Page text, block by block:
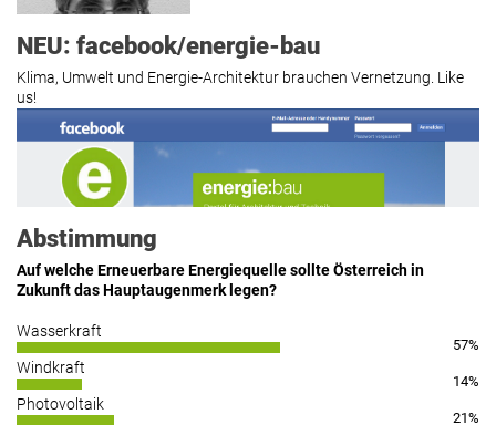
Roland Mösl: „Man wollte wohl
Kasse machen statt neue Produkte
erfinden.“ lesen
Hier geht’s zu allen Kommentaren
NEU: facebook/energie-bau
Klima, Umwelt und Energie-Architektur brauchen Vernetzung. Like
us!
https://www.facebook.com/energiebau/
Abstimmung
Auf welche Erneuerbare Energiequelle sollte Österreich in
Zukunft das Hauptaugenmerk legen?
Wasserkraft
57%
Windkraft
14%
Photovoltaik
21%